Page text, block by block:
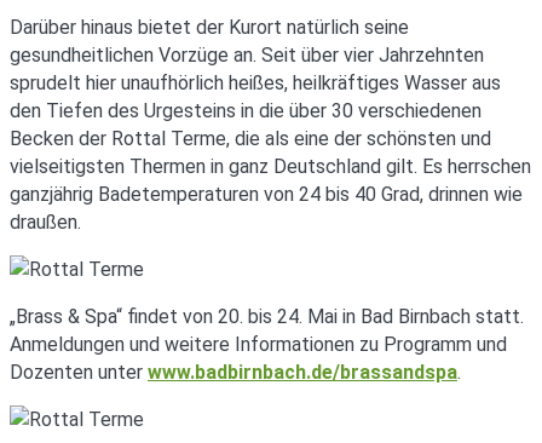
Darüber hinaus bietet der Kurort natürlich seine
gesundheitlichen Vorzüge an. Seit über vier Jahrzehnten
sprudelt hier unaufhörlich heißes, heilkräftiges Wasser aus
den Tiefen des Urgesteins in die über 30 verschiedenen
Becken der Rottal Terme, die als eine der schönsten und
vielseitigsten Thermen in ganz Deutschland gilt. Es herrschen
ganzjährig Badetemperaturen von 24 bis 40 Grad, drinnen wie
draußen.
„Brass & Spa“ findet von 20. bis 24. Mai in Bad Birnbach statt.
Anmeldungen und weitere Informationen zu Programm und
Dozenten unter www.badbirnbach.de/brassandspa.